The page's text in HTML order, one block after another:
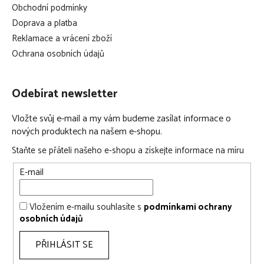
Obchodní podmínky
Doprava a platba
Reklamace a vrácení zboží
Ochrana osobních údajů
Odebírat newsletter
Vložte svůj e-mail a my vám budeme zasílat informace o
nových produktech na našem e-shopu.
Staňte se přáteli našeho e-shopu a získejte informace na míru
E-mail
Vložením e-mailu souhlasíte s podmínkami ochrany
osobních údajů
PŘIHLÁSIT SE